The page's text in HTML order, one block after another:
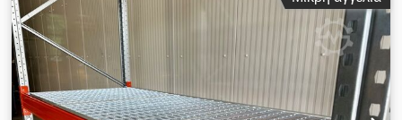
ικανότητα: 1000 kg ανά πλέγμα, με ομοιόμορφα κατανεμημένο
φορτίο -ΠΟΛΛΑΠΛΆ ΔΙΑΘΈΣΙΜΑ! Τιμή: 1,00 €: 99,00 €
καθαρά + νόμιμος ΦΠΑ. Dodpezrvt Uefx Aphowa Θα λάβετε
τιμολόγιο με ΦΠΑ. Η σύστασή μας: Πείτε μας τι χρειάζεστε...
Θα χαρούμε να σας βοηθήσουμε να υλοποιήσετε τα σχέδιά
σας, από το σχεδιασμό και την παραγγελία έως την
εγκατάσταση. Μπορούμε να παραδώσουμε κατόπιν αιτήματος